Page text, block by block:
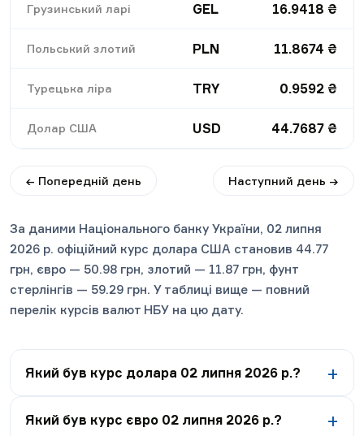
Грузинський ларі GEL 16.9418 ₴
Польський злотий PLN 11.8674 ₴
Турецька ліра TRY 0.9592 ₴
Долар США USD 44.7687 ₴
← Попередній день Наступний день →
За даними Національного банку України, 02 липня
2026 р. офіційний курс долара США становив 44.77
грн, євро — 50.98 грн, злотий — 11.87 грн, фунт
стерлінгів — 59.29 грн. У таблиці вище — повний
перелік курсів валют НБУ на цю дату.
Який був курс долара 02 липня 2026 р.?
Який був курс євро 02 липня 2026 р.?